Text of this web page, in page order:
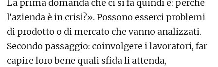
La prima domanda che ci si fa quindi è: perché
l’azienda è in crisi?». Possono esserci problemi
di prodotto o di mercato che vanno analizzati.
Secondo passaggio: coinvolgere i lavoratori, far
capire loro bene quali sfida li attenda,